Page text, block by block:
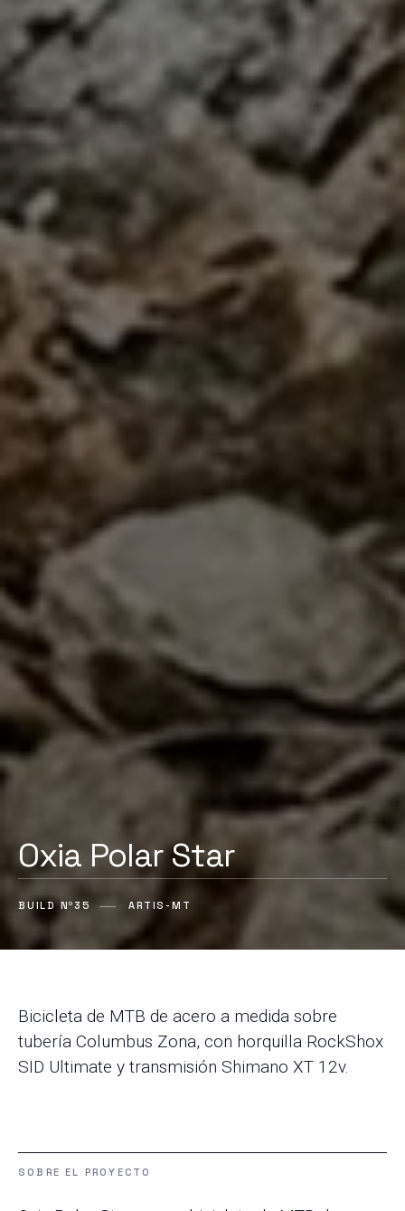
Oxia Polar Star
BUILD Nº35 ARTIS-MT
Bicicleta de MTB de acero a medida sobre
tubería Columbus Zona, con horquilla RockShox
SID Ultimate y transmisión Shimano XT 12v.
SOBRE EL PROYECTO